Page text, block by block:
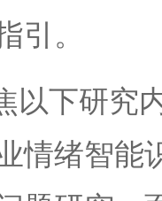
引。
以下研究
情绪智能